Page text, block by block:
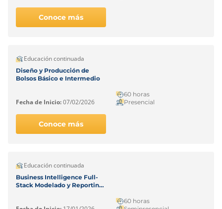
Conoce más
Educación continuada
Diseño y Producción de
Bolsos Básico e Intermedio
Fecha de Inicio:07/02/2026
60 horas
Presencial
Conoce más
Educación continuada
Business Intelligence Full-
Stack Modelado y Reporting
60 horas